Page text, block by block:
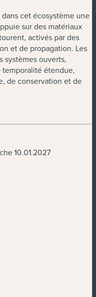
cet écosystème une
sur des matériaux
activés par des
et de propagation. Les
ouverts,
temporalité étendue,
de conservation et de
10.01.2027